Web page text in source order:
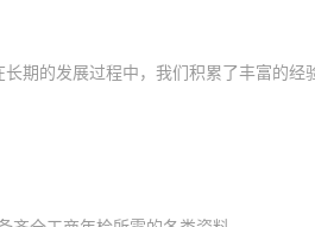
期的发展过程中，我们积累了丰富的经